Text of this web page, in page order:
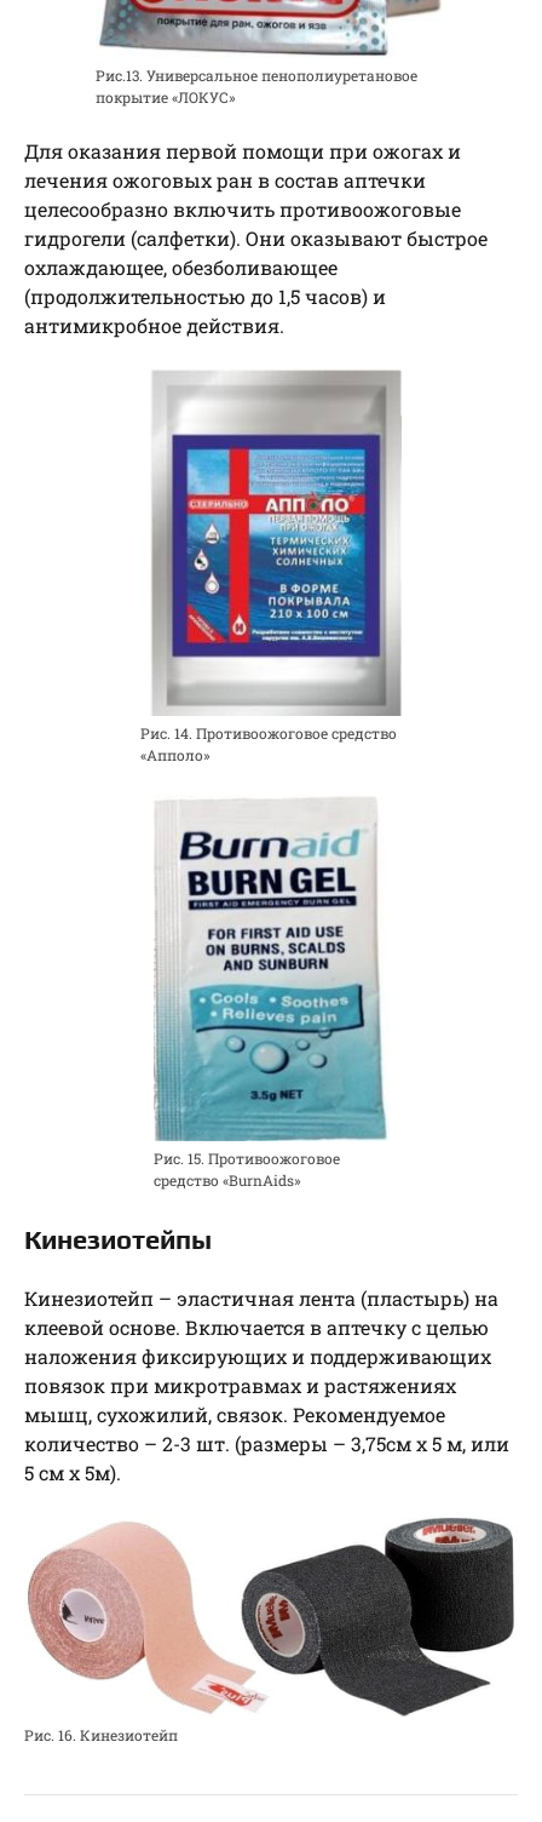
Рис.13. Универсальное пенополиуретановое
покрытие «ЛОКУС»
Для оказания первой помощи при ожогах и
лечения ожоговых ран в состав аптечки
целесообразно включить противоожоговые
гидрогели (салфетки). Они оказывают быстрое
охлаждающее, обезболивающее
(продолжительностью до 1,5 часов) и
антимикробное действия.
Рис. 14. Противоожоговое средство
«Апполо»
Рис. 15. Противоожоговое
средство «BurnAids»
Кинезиотейпы
Кинезиотейп – эластичная лента (пластырь) на
клеевой основе. Включается в аптечку с целью
наложения фиксирующих и поддерживающих
повязок при микротравмах и растяжениях
мышц, сухожилий, связок. Рекомендуемое
количество – 2-3 шт. (размеры – 3,75см х 5 м, или
5 см х 5м).
Рис. 16. Кинезиотейп